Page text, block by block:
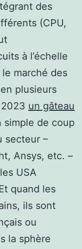
des
(CPU,
à l’échelle
marché des
plusieurs
un gâteau
simple de coup
secteur –
Ansys, etc. –
USA
quand les
ils sont
ou
la sphère